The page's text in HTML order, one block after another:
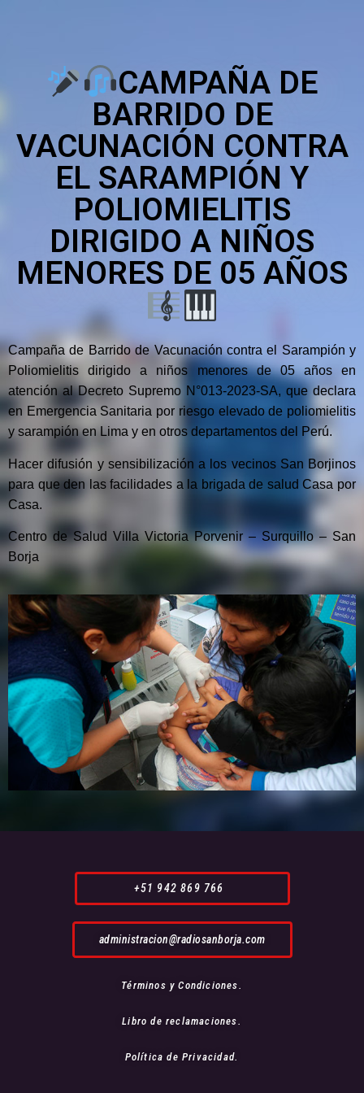
CAMPAÑA DE
BARRIDO DE
VACUNACIÓN CONTRA
EL SARAMPIÓN Y
POLIOMIELITIS
DIRIGIDO A NIÑOS
MENORES DE 05 AÑOS
Campaña de Barrido de Vacunación contra el Sarampión y
Poliomielitis dirigido a niños menores de 05 años en
atención al Decreto Supremo N°013-2023-SA, que declara
en Emergencia Sanitaria por riesgo elevado de poliomielitis
y sarampión en Lima y en otros departamentos del Perú.
Hacer difusión y sensibilización a los vecinos San Borjinos
para que den las facilidades a la brigada de salud Casa por
Casa.
Centro de Salud Villa Victoria Porvenir – Surquillo – San
Borja
+51 942 869 766
administracion@radiosanborja.com
Términos y Condiciones.
Libro de reclamaciones.
Política de Privacidad.